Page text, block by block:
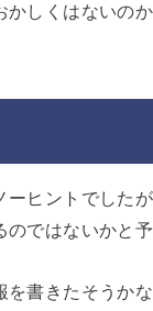
かしくはないの
ーヒントでした
ではないかと予
書きたそうかな